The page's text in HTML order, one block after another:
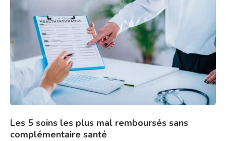
Les 5 soins les plus mal remboursés sans
complémentaire santé